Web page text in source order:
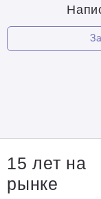
15 лет на
рынке